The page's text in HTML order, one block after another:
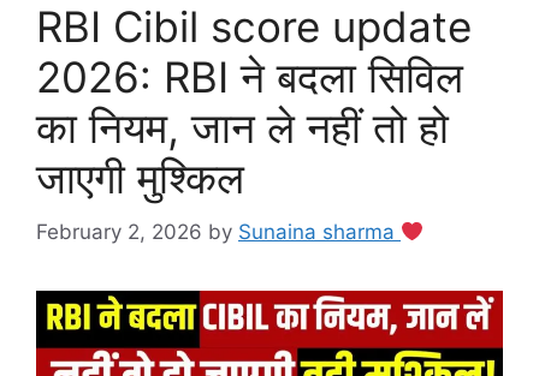
RBI Cibil score update
2026: RBI ने बदला सिविल
का नियम, जान ले नहीं तो हो
जाएगी मुश्किल
February 2, 2026 by Sunaina sharma